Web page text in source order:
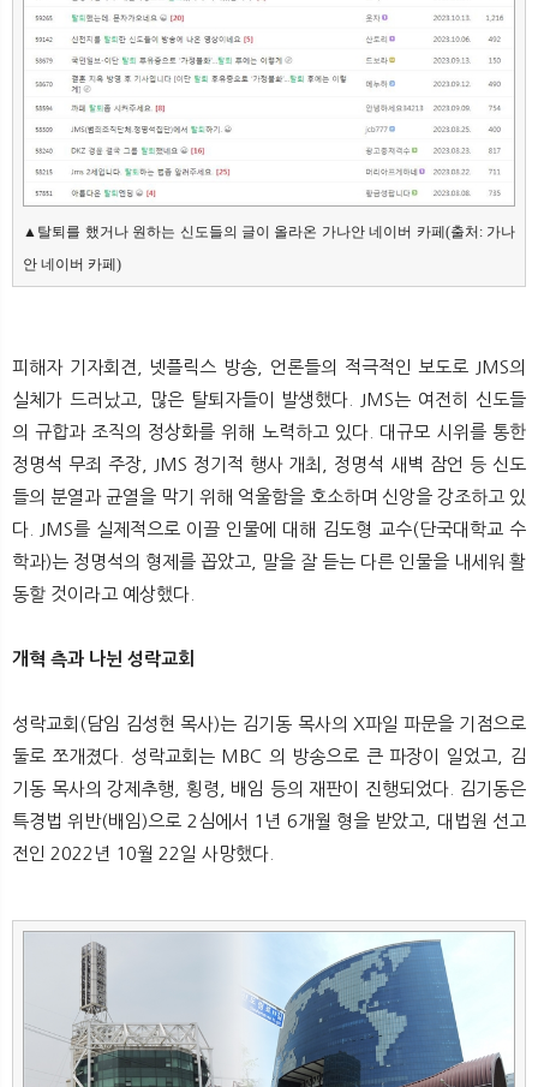
▲탈퇴를 했거나 원하는 신도들의 글이 올라온 가나안 네이버 카페(출처: 가나
안 네이버 카페)
피해자 기자회견, 넷플릭스 방송, 언론들의 적극적인 보도로 JMS의
실체가 드러났고, 많은 탈퇴자들이 발생했다. JMS는 여전히 신도들
의 규합과 조직의 정상화를 위해 노력하고 있다. 대규모 시위를 통한
정명석 무죄 주장, JMS 정기적 행사 개최, 정명석 새벽 잠언 등 신도
들의 분열과 균열을 막기 위해 억울함을 호소하며 신앙을 강조하고 있
다. JMS를 실제적으로 이끌 인물에 대해 김도형 교수(단국대학교 수
학과)는 정명석의 형제를 꼽았고, 말을 잘 듣는 다른 인물을 내세워 활
동할 것이라고 예상했다.
개혁 측과 나뉜 성락교회
성락교회(담임 김성현 목사)는 김기동 목사의 X파일 파문을 기점으로
둘로 쪼개졌다. 성락교회는 MBC 의 방송으로 큰 파장이 일었고, 김
기동 목사의 강제추행, 횡령, 배임 등의 재판이 진행되었다. 김기동은
특경법 위반(배임)으로 2심에서 1년 6개월 형을 받았고, 대법원 선고
전인 2022년 10월 22일 사망했다.